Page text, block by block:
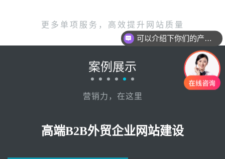
更多单项服务，高效提升网站质量
案例展示
营销力，在这里
高端B2B外贸企业网站建设
可以介绍下你们的产品么？